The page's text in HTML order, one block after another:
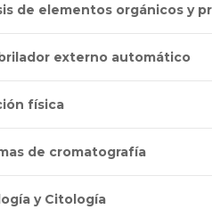
externo automático
física
de cromatografía
y Citología